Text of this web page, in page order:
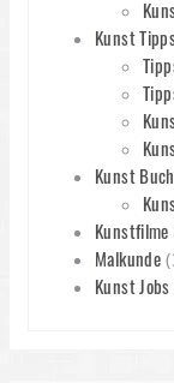
Kunst
Kunst
Malkunde
Kunst Jobs